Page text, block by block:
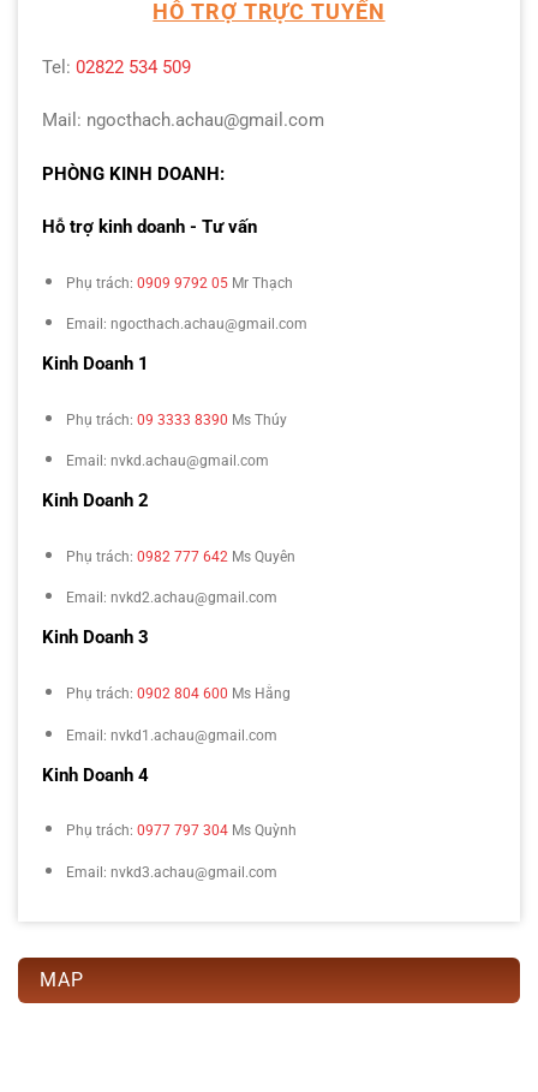
HỖ TRỢ TRỰC TUYẾN
Tel: 02822 534 509
Mail: ngocthach.achau@gmail.com
PHÒNG KINH DOANH:
Hỗ trợ kinh doanh - Tư vấn
Phụ trách: 0909 9792 05 Mr Thạch
Email: ngocthach.achau@gmail.com
Kinh Doanh 1
Phụ trách: 09 3333 8390 Ms Thúy
Email: nvkd.achau@gmail.com
Kinh Doanh 2
Phụ trách: 0982 777 642 Ms Quyên
Email: nvkd2.achau@gmail.com
Kinh Doanh 3
Phụ trách: 0902 804 600 Ms Hằng
Email: nvkd1.achau@gmail.com
Kinh Doanh 4
Phụ trách: 0977 797 304 Ms Quỳnh
Email: nvkd3.achau@gmail.com
MAP